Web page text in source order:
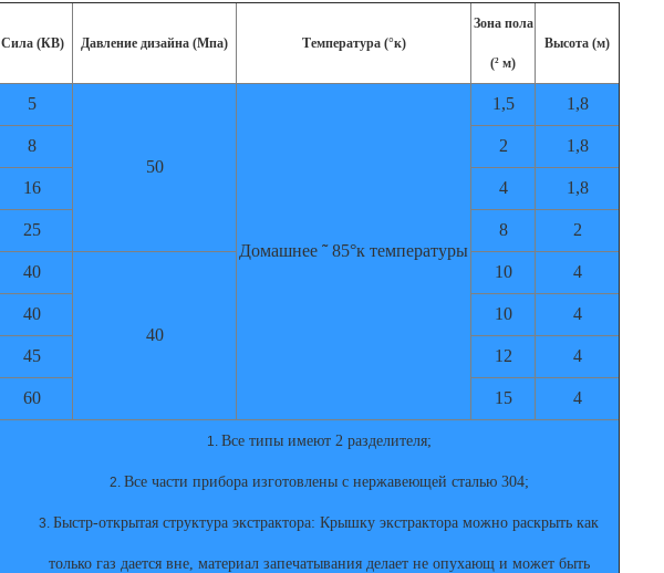
Сила (КВ) Давление дизайна (Мпа) Температура (°к)
Зона пола
(² м)
Высота (м)
5
50
Домашнее ˜85°к температуры
1,5 1,8
8 2 1,8
16 4 1,8
25 8 2
40
40
10 4
40 10 4
45 12 4
60 15 4
1. Все типы имеют 2 разделителя;
2. Все части прибора изготовлены с нержавеющей сталью 304;
3. Быстр-открытая структура экстрактора: Крышку экстрактора можно раскрыть как
только газ дается вне, материал запечатывания делает не опухающ и может быть